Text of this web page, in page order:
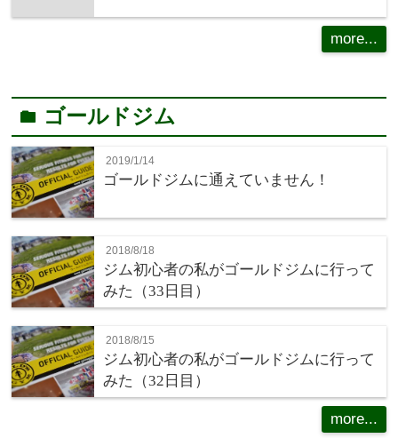
more...
folder ゴールドジム
2019/1/14
ゴールドジムに通えていません！
2018/8/18
ジム初心者の私がゴールドジムに行って
みた（33日目）
2018/8/15
ジム初心者の私がゴールドジムに行って
みた（32日目）
more...